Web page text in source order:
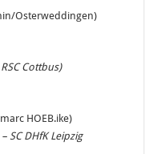
Osterweddingen)
Cottbus)
HOEB.ike)
SC DHfK Leipzig